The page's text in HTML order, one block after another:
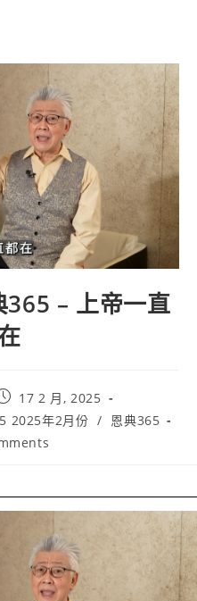
– 上帝一直
17 2 月, 2025
2025年2月份 /
恩典365